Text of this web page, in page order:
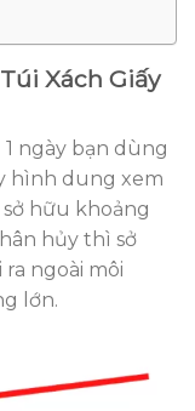
Xách Giấy
ngày bạn dùng
hình dung xem
hữu khoảng
hủy thì sở
ngoài môi
lớn.